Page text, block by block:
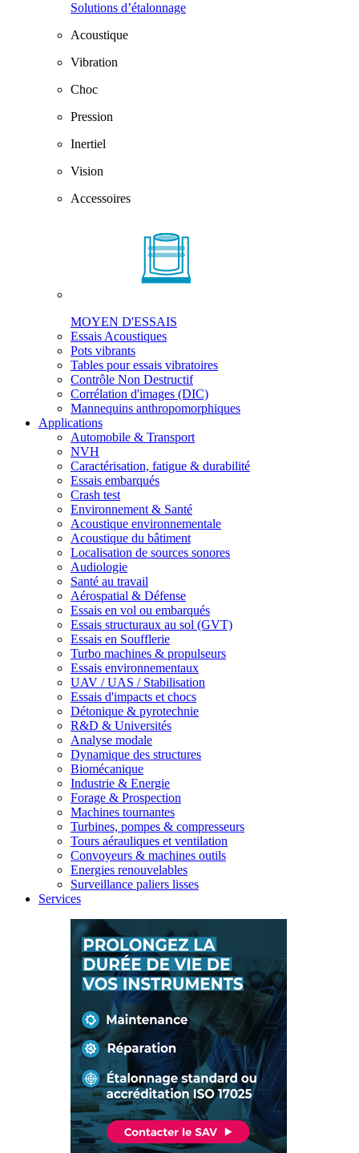
Solutions d’étalonnage
Acoustique
Vibration
Choc
Pression
Inertiel
Vision
Accessoires
MOYEN D'ESSAIS
Essais Acoustiques
Pots vibrants
Tables pour essais vibratoires
Contrôle Non Destructif
Corrélation d'images (DIC)
Mannequins anthropomorphiques
Applications
Automobile & Transport
NVH
Caractérisation, fatigue & durabilité
Essais embarqués
Crash test
Environnement & Santé
Acoustique environnementale
Acoustique du bâtiment
Localisation de sources sonores
Audiologie
Santé au travail
Aérospatial & Défense
Essais en vol ou embarqués
Essais structuraux au sol (GVT)
Essais en Soufflerie
Turbo machines & propulseurs
Essais environnementaux
UAV / UAS / Stabilisation
Essais d'impacts et chocs
Détonique & pyrotechnie
R&D & Universités
Analyse modale
Dynamique des structures
Biomécanique
Industrie & Energie
Forage & Prospection
Machines tournantes
Turbines, pompes & compresseurs
Tours aérauliques et ventilation
Convoyeurs & machines outils
Energies renouvelables
Surveillance paliers lisses
Services